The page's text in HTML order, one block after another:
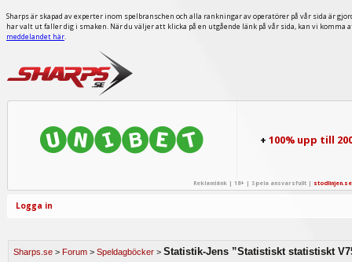
Sharps är skapad av experter inom spelbranschen och alla rankningar av operatörer på vår sida är
har valt ut faller dig i smaken. När du väljer att klicka på en utgående länk på vår sida, kan vi
meddelandet här.
+100% upp till
Reklamlänk | 18+ | Spela ansvarsfullt | stodlinjen.se
Logga in
Sharps.se > Forum > Speldagböcker > Statistik-Jens ”Statistiskt statistiskt